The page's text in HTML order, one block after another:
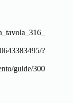
?
guide/300